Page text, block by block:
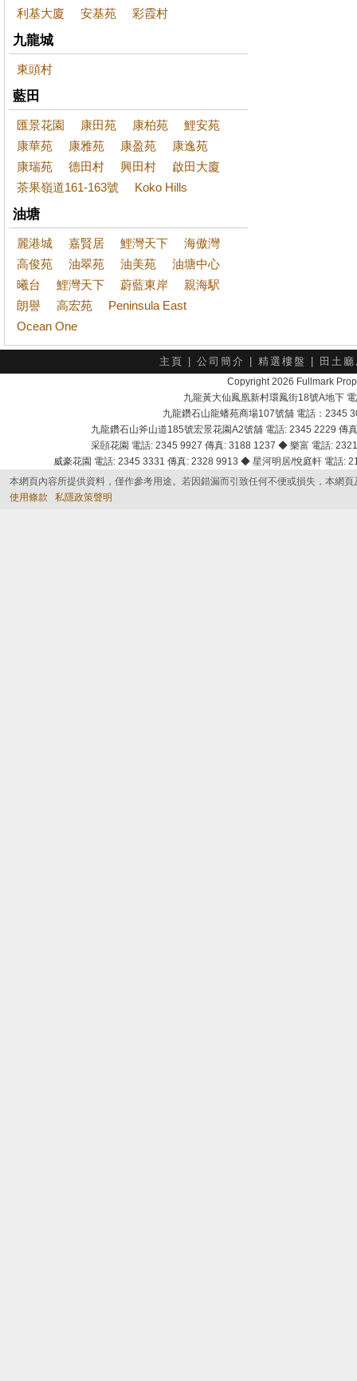
利基大廈 安基苑 彩霞村
九龍城
東頭村
藍田
匯景花園 康田苑 康柏苑
鯉安苑
康華苑
康雅苑 康盈苑
康逸苑
康瑞苑
德田村 興田村
啟田大廈
茶果嶺道161-163號
Koko Hills
油塘
麗港城 嘉賢居 鯉灣天下
海傲灣
高俊苑
油翠苑 油美苑
油塘中心
曦台
鯉灣天下 蔚藍東岸
親海駅
朗譽
高宏苑
Peninsula East
Ocean One
主頁 公司簡介 精選樓盤 田土
Copyright 2026 Fullmark
九龍黃大仙鳳凰新村環鳳街18號A地下
九龍鑽石山龍蟠苑商場107號舖 電話：2345
九龍鑽石山斧山道185號宏景花園A2號舖 電話: 2345 2229
采頣花園 電話: 2345 9927 傳真: 3188 1237 ◆ 樂富 電話:
威豪花園 電話: 2345 3331 傳真: 2328 9913 ◆ 星河明居/悅庭軒 電話
本網頁內容所提供資料，僅作參考用途。若因錯漏而引致任何不便或損失，本網
使用條款
私隱政策聲明